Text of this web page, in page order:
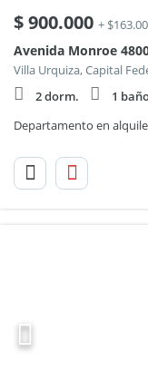
$900.000 +
Avenida Monroe
Villa Urquiza, Capital
2 dorm.
1
Departamento en